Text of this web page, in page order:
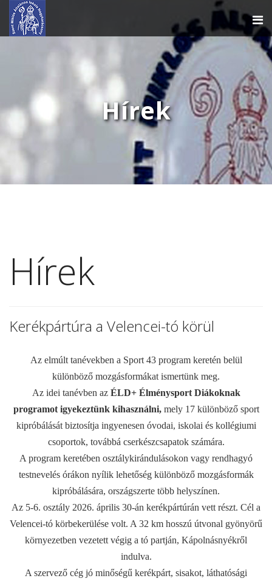
Hírek
Hírek
Kerékpártúra a Velencei-tó körül
Az elmúlt tanévekben a Sport 43 program keretén belül
különböző mozgásformákat ismertünk meg.
Az idei tanévben azÉLD+ Élménysport Diákoknak
programot igyekeztünk kihasználni, mely 17 különböző sport
kipróbálását biztosítja ingyenesen óvodai, iskolai és kollégiumi
csoportok, továbbá cserkészcsapatok számára.
A program keretében osztálykirándulásokon vagy rendhagyó
testnevelés órákon nyílik lehetőség különböző mozgásformák
kipróbálására, országszerte több helyszínen.
Az 5-6. osztály 2026. április 30-án kerékpártúrán vett részt. Cél a
Velencei-tó körbekerülése volt. A 32 km hosszú útvonal gyönyörű
környezetben vezetett végig a tó partján, Kápolnásnyékről
indulva.
A szervező cég jó minőségű kerékpárt, sisakot, láthatósági